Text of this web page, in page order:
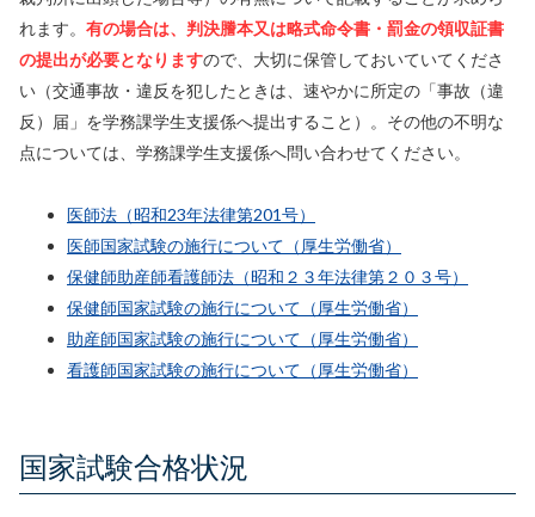
れます。 有の場合は、判決謄本又は略式命令書・罰金の領収証書
の提出が必要となりますので、大切に保管しておいていてくださ
い（交通事故・違反を犯したときは、速やかに所定の「事故（違
反）届」を学務課学生支援係へ提出すること）。その他の不明な
点については、学務課学生支援係へ問い合わせてください。
医師法（昭和23年法律第201号）
医師国家試験の施行について（厚生労働省）
保健師助産師看護師法（昭和２３年法律第２０３号）
保健師国家試験の施行について（厚生労働省）
助産師国家試験の施行について（厚生労働省）
看護師国家試験の施行について（厚生労働省）
国家試験合格状況